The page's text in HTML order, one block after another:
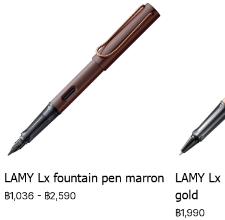
LAMY Lx fountain pen marron
฿1,036 - ฿2,590
LAMY
gold
฿1,990